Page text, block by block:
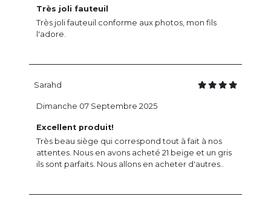
Très joli fauteuil
Très joli fauteuil conforme aux photos, mon fils
l'adore.
Sarahd
Excellent produit!
Très beau siège qui correspond tout à fait à nos
attentes. Nous en avons acheté 21 beige et un gris
ils sont parfaits. Nous allons en acheter d'autres..
Dimanche 07 Septembre 2025